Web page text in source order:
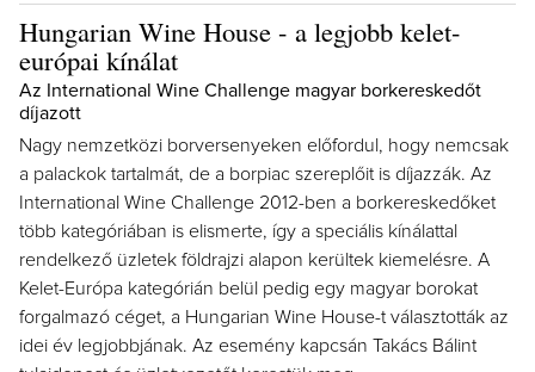
Hungarian Wine House - a legjobb kelet-
európai kínálat
Az International Wine Challenge magyar borkereskedőt
díjazott
Nagy nemzetközi borversenyeken előfordul, hogy nemcsak
a palackok tartalmát, de a borpiac szereplőit is díjazzák. Az
International Wine Challenge 2012-ben a borkereskedőket
több kategóriában is elismerte, így a speciális kínálattal
rendelkező üzletek földrajzi alapon kerültek kiemelésre. A
Kelet-Európa kategórián belül pedig egy magyar borokat
forgalmazó céget, a Hungarian Wine House-t választották az
idei év legjobbjának. Az esemény kapcsán Takács Bálint